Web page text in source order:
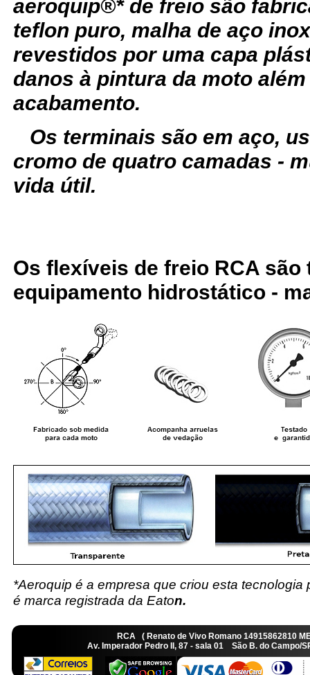
aeroquip®* de freio são
teflon puro, malha de aço
revestidos por uma capa
danos à pintura da moto
acabamento.
Os terminais são em aço,
cromo de quatro camadas -
vida útil.
Os flexíveis de freio RCA são
equipamento hidrostático -
*Aeroquip é a empresa que criou esta
é marca registrada da Eaton.
RCA ( Renato de Vivo Romano
Av. Imperador Pedro II, 87 - sala 01 São B. do